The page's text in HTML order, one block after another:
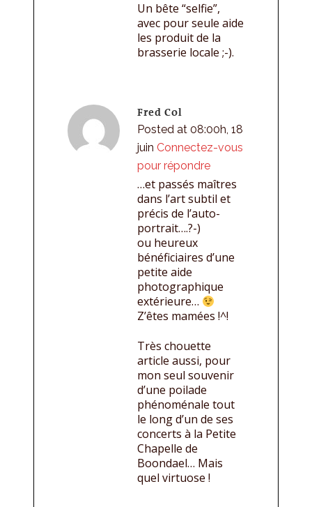
Un bête “selfie”,
avec pour seule aide
les produit de la
brasserie locale ;-).
Fred Col
Posted at 08:00h, 18
juin Connectez-vous
pour répondre
…et passés maîtres
dans l’art subtil et
précis de l’auto-
portrait….?-)
ou heureux
bénéficiaires d’une
petite aide
photographique
extérieure…
Z’êtes mamées !^!
Très chouette
article aussi, pour
mon seul souvenir
d’une poilade
phénoménale tout
le long d’un de ses
concerts à la Petite
Chapelle de
Boondael… Mais
quel virtuose !